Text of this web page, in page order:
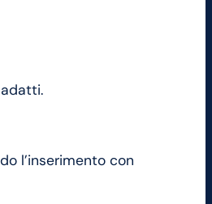
l’inserimento con